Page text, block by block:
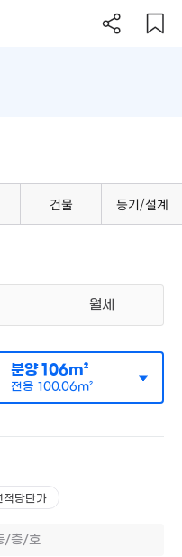
0m²
만원
전용115m²
건물 등기/설계
월세
분양106m²
전용 100.06m²
적당단가
/층/호